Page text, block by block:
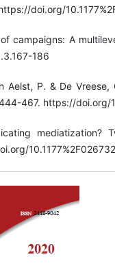
doi.org/
campaigns: A
186
Aelst, P. & De
467. https://doi.org/
mediatization?